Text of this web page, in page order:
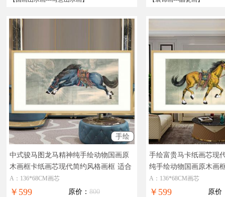
手绘
中式骏马图龙马精神纯手绘动物国画原
木画框卡纸画芯现代简约风格画框 适合
大厅的动物国画
A：136*68CM画芯
￥599 原价： 800
手绘富贵马卡纸画芯现
纯手绘动物国画原木画
物国画
A：136*68CM画芯
￥599 原价